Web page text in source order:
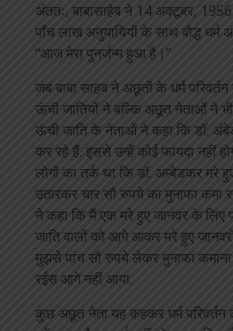
अंततः, बाबासाहेब ने 14 अक्टूबर, 1956
पाँच लाख अनुयायियों के साथ बौद्ध धर्म
“आज मेरा पुनर्जन्म हुआ है।”
जब बाबा साहब ने अछूतों के धर्म
ऊंची जातियों ने बल्कि अछूत नेताओं ने भी
ऊंची जाति के नेताओं ने कहा कि डॉ.
कर रहे हैं. इससे उन्हें कोई फायदा नहीं
लोगों का तर्क था कि डॉ. अम्बेडकर मरे
उतारकर चार सौ रुपये का मुनाफा
ने कहा कि मैं एक मरे हुए जानवर के लिए
जाति वालों को आगे आकर मरे हुए
मुझसे पांच सौ रुपये लेकर मुनाफा कमाना
रईस आगे नहीं आया.
कुछ अछूत नेता यह कहकर धर्म परिवर्तन